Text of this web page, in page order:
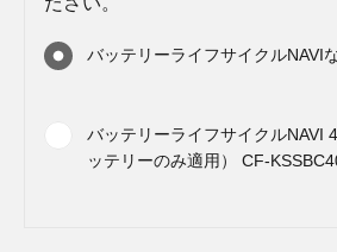
バッテリーライフサイクルNAVI
バッテリーライフサイクルNAVI
ッテリーのみ適用） CF-